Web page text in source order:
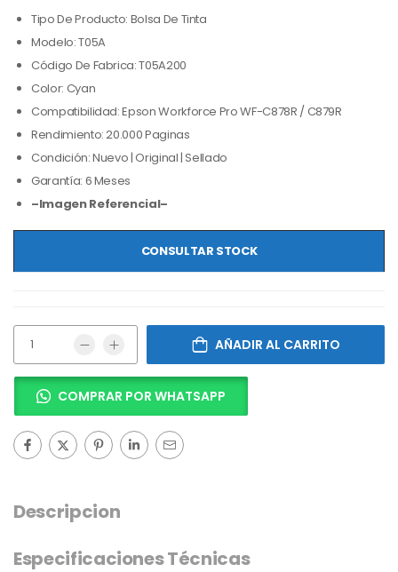
Tipo De Producto: Bolsa De Tinta
Modelo: T05A
Código De Fabrica: T05A200
Color: Cyan
Compatibilidad: Epson Workforce Pro WF-C878R / C879R
Rendimiento: 20.000 Paginas
Condición: Nuevo | Original | Sellado
Garantía: 6 Meses
–Imagen Referencial–
CONSULTAR STOCK
AÑADIR AL CARRITO
COMPRAR POR WHATSAPP
Descripcion
Especificaciones Técnicas